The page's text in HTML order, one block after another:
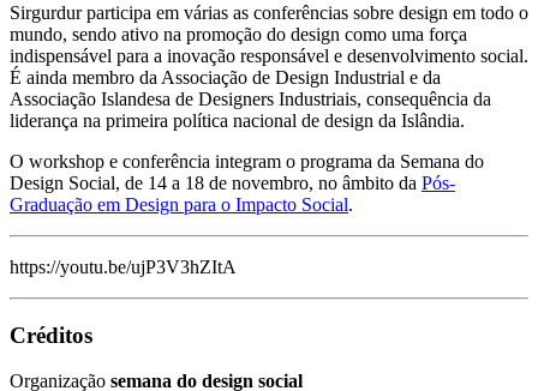
Sirgurdur participa em várias as conferências sobre design em todo o
mundo, sendo ativo na promoção do design como uma força
indispensável para a inovação responsável e desenvolvimento social.
É ainda membro da Associação de Design Industrial e da
Associação Islandesa de Designers Industriais, consequência da
liderança na primeira política nacional de design da Islândia.
O workshop e conferência integram o programa da Semana do
Design Social, de 14 a 18 de novembro, no âmbito da Pós-
Graduação em Design para o Impacto Social.
https://youtu.be/ujP3V3hZItA
Créditos
Organização semana do design social